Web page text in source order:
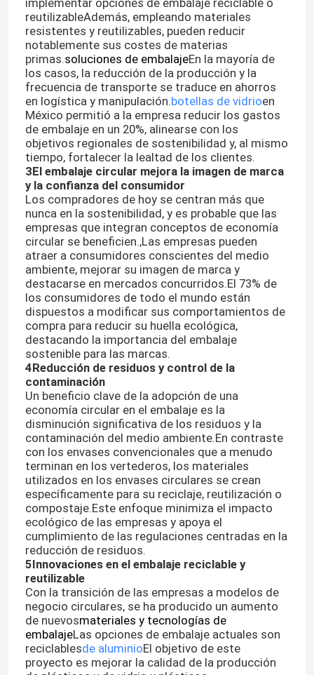
Inicio
Productos
Sobre nosotros
reutilizableAdemás, empleando materiales
resistentes y reutilizables, pueden reducir
notablemente sus costes de materias
primas.soluciones de embalajeEn la mayoría de
los casos, la reducción de la producción y la
frecuencia de transporte se traduce en ahorros
en logística y manipulación.botellas de vidrioen
México permitió a la empresa reducir los gastos
de embalaje en un 20%, alinearse con los
objetivos regionales de sostenibilidad y, al mismo
tiempo, fortalecer la lealtad de los clientes.
3El embalaje circular mejora la imagen de marca
y la confianza del consumidor
Los compradores de hoy se centran más que
nunca en la sostenibilidad, y es probable que las
empresas que integran conceptos de economía
circular se beneficien.,Las empresas pueden
atraer a consumidores conscientes del medio
ambiente, mejorar su imagen de marca y
destacarse en mercados concurridos.El 73% de
los consumidores de todo el mundo están
dispuestos a modificar sus comportamientos de
compra para reducir su huella ecológica,
destacando la importancia del embalaje
sostenible para las marcas.
4Reducción de residuos y control de la
contaminación
Un beneficio clave de la adopción de una
economía circular en el embalaje es la
disminución significativa de los residuos y la
contaminación del medio ambiente.En contraste
con los envases convencionales que a menudo
terminan en los vertederos, los materiales
utilizados en los envases circulares se crean
específicamente para su reciclaje, reutilización o
compostaje.Este enfoque minimiza el impacto
ecológico de las empresas y apoya el
cumplimiento de las regulaciones centradas en la
reducción de residuos.
5Innovaciones en el embalaje reciclable y
reutilizable
Con la transición de las empresas a modelos de
negocio circulares, se ha producido un aumento
de nuevosmateriales y tecnologías de
embalajeLas opciones de embalaje actuales son
reciclablesde aluminioEl objetivo de este
proyecto es mejorar la calidad de la producción